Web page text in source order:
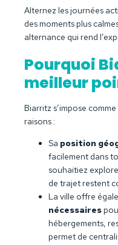
Alternez les journées
des moments plus
alternance qui rend
Pourquoi
meilleur
Biarritz s’impose
raisons :
Sa position
facilement dans
souhaitiez
de trajet restent
La ville offre
nécessaires
hébergements,
permet de